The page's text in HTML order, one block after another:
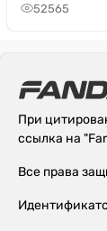
52565
При
ссылка на
Все права